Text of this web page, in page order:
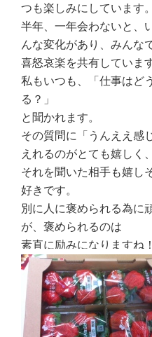
つも楽しみにしています。
半年、一年会わないと、
んな変化があり、みんな
喜怒哀楽を共有しています
私もいつも、「仕事はど
る？」
と聞かれます。
その質問に「うんええ感
えれるのがとても嬉しく、
それを聞いた相手も嬉し
好きです。
別に人に褒められる為に
が、褒められるのは
素直に励みになりますね！